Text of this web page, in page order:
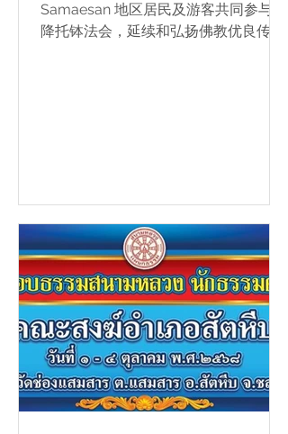
Samaesan 地区居民及游客共同参与天
降托钵法会，延续和弘扬佛教优良传
Wisarnsutakorn（Wat Chong
Samaesan 住持兼梭桃邑县僧伽行政长
官）指示，由寺院委员会整理为爱心生
活物资包。 共准备 80份生活物资包，
并由 Samaesan 地区村卫生志愿者
（VHV）协助分发给当地居民，使善信
供养的物资能够持续利益社区大众。